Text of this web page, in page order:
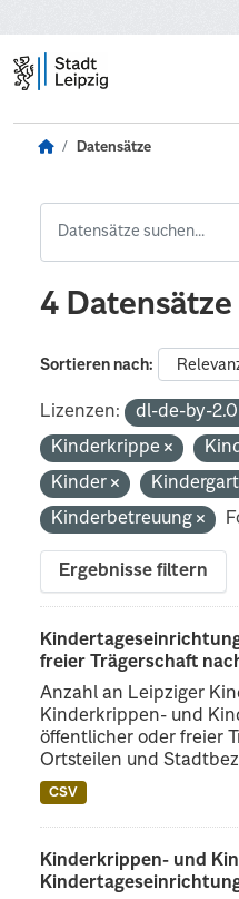
Datensätze
4
Sortieren nach
Lizenzen: dl-de-by-
Kinderkrippe
Kinder
Kinderbetreuung
Ergebnisse filtern
freier Trägerschaft
Anzahl an Leipziger
Kinderkrippen- und
öffentlicher oder freier
Ortsteilen und
CSV
Kinderkrippen- und